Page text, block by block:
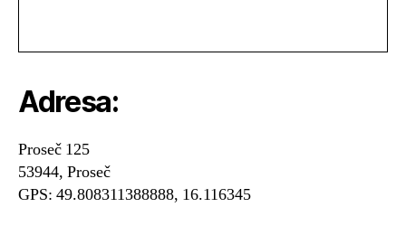
Adresa:
Proseč 125
53944, Proseč
GPS: 49.808311388888, 16.116345